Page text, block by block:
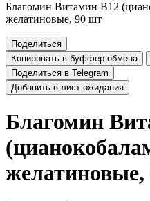
Благомин Витамин В12
желатиновые, 90 шт
Поделиться
Копировать в буффер обмена
Поделиться в Telegram
Добавить в лист ожидания
Благомин